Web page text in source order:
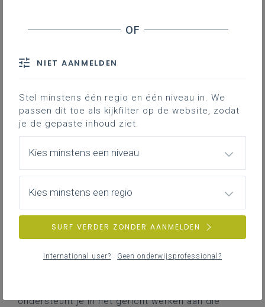
Onderwijsarrangement uitvoeren
Kwaliteitsontwikkeling
Downloads
Contact
ontwikkelingsgerichte krachtige
leeromgeving uit voor jouw
leerlingen?
Werken aan de ontplooiing van ieder kind,
een krachtige leeromgeving. Het schema
ondersteunt je in het gericht werken aan die
NIET AANMELDEN
Stel minstens één regio en één niveau in. We
passen dit toe als kijkfilter op de website, zodat
je de gepaste inhoud ziet.
Kies minstens een niveau
Kies minstens een regio
SURF VERDER ZONDER AANMELDEN
International user? Geen onderwijsprofessional?